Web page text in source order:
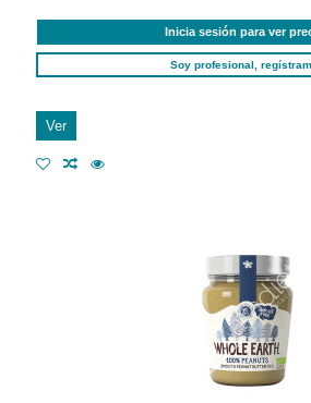
Inicia sesión para ver
Soy profesional,
Ver